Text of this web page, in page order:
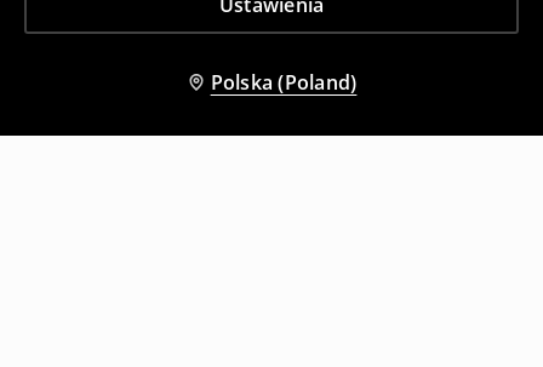
Polska (Poland)